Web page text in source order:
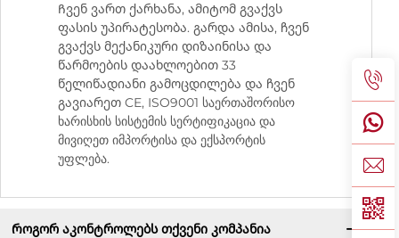
Ჩვენ ვართ ქარხანა, ამიტომ გვაქვს
ფასის უპირატესობა. გარდა ამისა, ჩვენ
გვაქვს მექანიკური დიზაინისა და
წარმოების დაახლოებით 33
წელიწადიანი გამოცდილება და ჩვენ
გავიარეთ CE, ISO9001 საერთაშორისო
ხარისხის სისტემის სერტიფიკაცია და
მივიღეთ იმპორტისა და ექსპორტის
უფლება.
Როგორ აკონტროლებს თქვენი კომპანია